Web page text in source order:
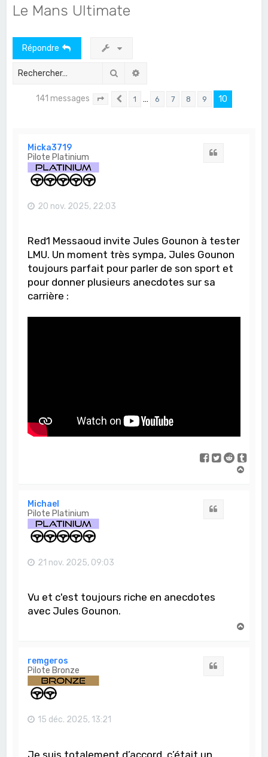
Le Mans Ultimate
Répondre
Rechercher
141 messages Page 10sur 10
Précédent
1 … 6 7 8 9 10
Micka3719
Pilote Platinium
20 nov. 2025, 22:03
Red1 Messaoud invite Jules Gounon à tester
LMU. Un moment très sympa, Jules Gounon
toujours parfait pour parler de son sport et
pour donner plusieurs anecdotes sur sa
carrière :
Michael
Pilote Platinium
21 nov. 2025, 09:03
Vu et c'est toujours riche en anecdotes
avec Jules Gounon.
remgeros
Pilote Bronze
15 déc. 2025, 13:21
Je suis totalement d’accord, c’était un